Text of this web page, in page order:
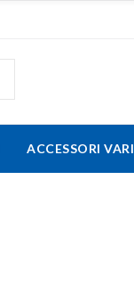
ACCESSORI VARI